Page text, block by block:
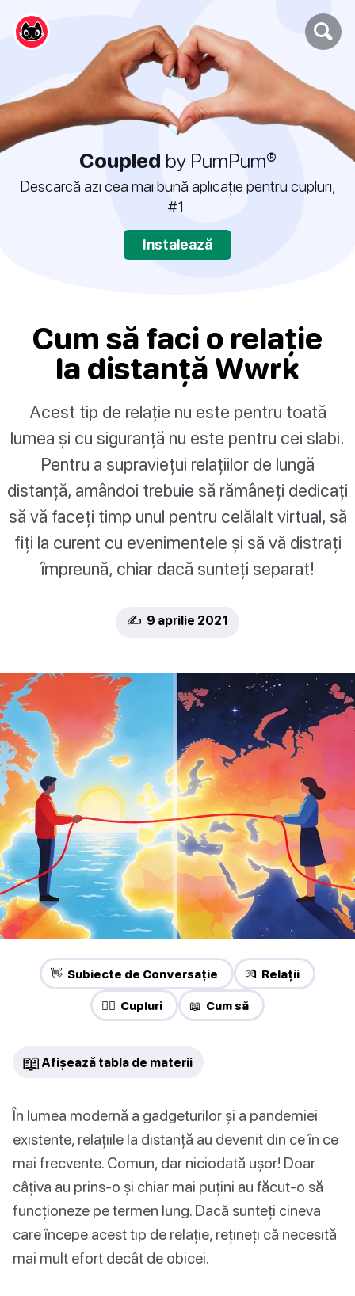
Coupled by PumPum®
Descarcă azi cea mai bună aplicație pentru cupluri,
#1.
Instalează
Cum să faci o relație
la distanță Wwrk
Acest tip de relație nu este pentru toată
lumea și cu siguranță nu este pentru cei slabi.
Pentru a supraviețui relațiilor de lungă
distanță, amândoi trebuie să rămâneți dedicați
să vă faceți timp unul pentru celălalt virtual, să
fiți la curent cu evenimentele și să vă distrați
împreună, chiar dacă sunteți separat!
✍️ 9 aprilie 2021
👋 Subiecte de Conversație 💏 Relații
❤️‍🔥 Cupluri 📖 Cum să
📖 Afișează tabla de materii
În lumea modernă a gadgeturilor și a pandemiei
existente, relațiile la distanță au devenit din ce în ce
mai frecvente. Comun, dar niciodată ușor! Doar
câțiva au prins-o și chiar mai puțini au făcut-o să
funcționeze pe termen lung. Dacă sunteți cineva
care începe acest tip de relație, rețineți că necesită
mai mult efort decât de obicei.